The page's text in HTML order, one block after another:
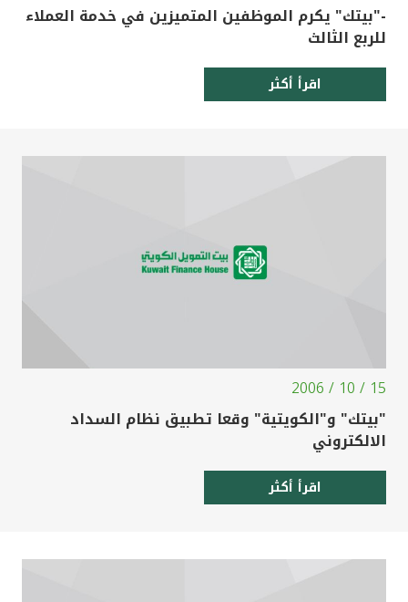
-"بيتك" يكرم الموظفين المتميزين في خدمة العملاء
للربع الثالث
اقرأ أكثر
15 / 10 / 2006
"بيتك" و"الكويتية" وقعا تطبيق نظام السداد
الالكتروني
اقرأ أكثر